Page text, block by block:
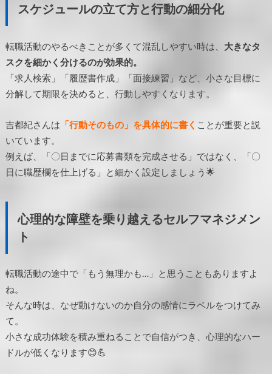
スケジュールの立て方と行動の細分化
転職活動のやるべきことが多くて混乱しやすい時は、 大きなタ
スクを細かく分けるのが効果的。
「求人検索」「履歴書作成」「面接練習」など、小さな目標に
分解して期限を決めると、行動しやすくなります。
吉都紀さんは 「行動そのもの」を具体的に書く ことが重要と説
いています。
例えば、「〇日までに応募書類を完成させる」ではなく、「〇
日に職歴欄を仕上げる」と細かく設定しましょう🌟
心理的な障壁を乗り越えるセルフマネジメン
ト
転職活動の途中で「もう無理かも…」と思うこともありますよ
ね。
そんな時は、なぜ動けないのか自分の感情にラベルをつけてみ
て。
小さな成功体験を積み重ねることで自信がつき、心理的なハー
ドルが低くなります😊💪